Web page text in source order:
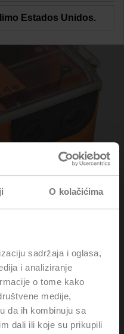
O kolačićima
sadržaja i oglasa,
i analiziranje
o tome kako
medije,
da ih kombinuju sa
dali ili koje su prikupili
pressure control
can be combined with
Estados Unidos.